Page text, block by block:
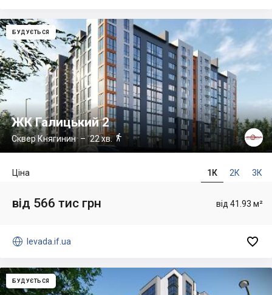
БУДУЄТЬСЯ
ЖК Галицький 2
Сквер Княгинин– 22 хв.
1К 2К 3К
Ціна
від 41.93 м²
від 566 тис грн
 levada.if.ua 
БУДУЄТЬСЯ